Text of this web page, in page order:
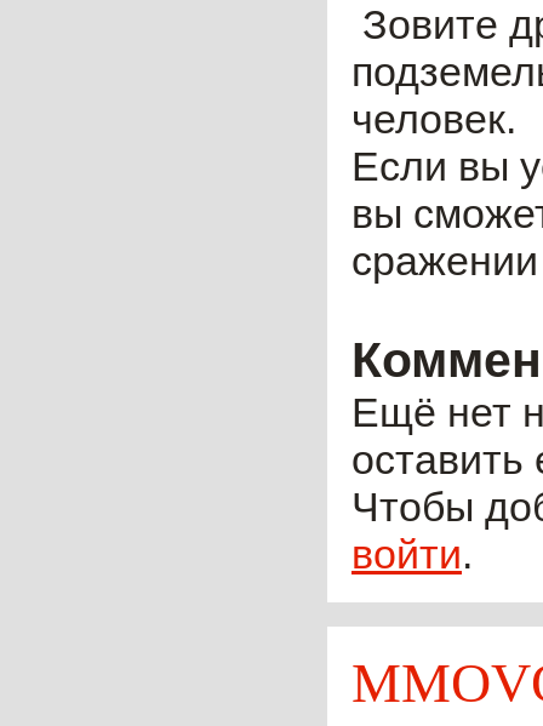
Зовите
человек.
Если вы
вы
Ещё нет
оставить
Чтобы
войти.